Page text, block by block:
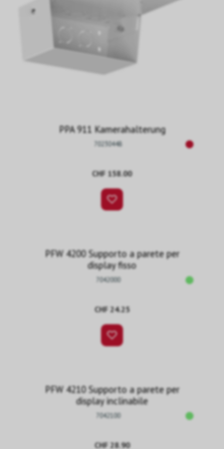
PPA 911 Kamerahalterung
7023044B
CHF 158.00
PFW 4200 Supporto a parete per
display fisso
7042000
CHF 24.25
PFW 4210 Supporto a parete per
display inclinabile
7042100
CHF 28.90